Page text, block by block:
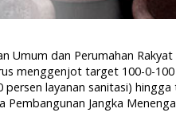
Umum dan Perumahan
menggenjot target 100-0-
layanan sanitasi) hingga
Jangka